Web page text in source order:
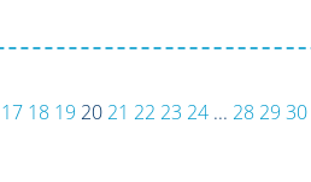
17 18 19 20 21 22 23 24 ... 28 29 30